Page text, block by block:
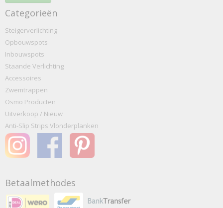
Categorieën
Steigerverlichting
Opbouwspots
Inbouwspots
Staande Verlichting
Accessoires
Zwemtrappen
Osmo Producten
Uitverkoop / Nieuw
Anti-Slip Strips Vlonderplanken
Betaalmethodes